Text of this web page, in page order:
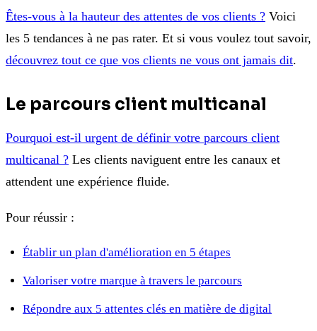
Êtes-vous à la hauteur des attentes de vos clients ? Voici
les 5 tendances à ne pas rater. Et si vous voulez tout savoir,
découvrez tout ce que vos clients ne vous ont jamais dit.
Le parcours client multicanal
Pourquoi est-il urgent de définir votre parcours client
multicanal ? Les clients naviguent entre les canaux et
attendent une expérience fluide.
Pour réussir :
Établir un plan d'amélioration en 5 étapes
Valoriser votre marque à travers le parcours
Répondre aux 5 attentes clés en matière de digital